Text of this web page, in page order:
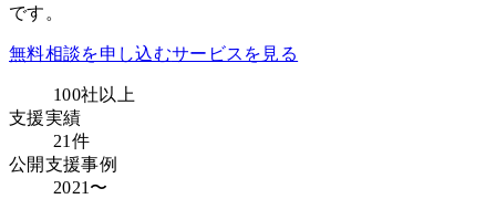
です。
無料相談を申し込むサービスを見る
100社以上
支援実績
21件
公開支援事例
2021〜